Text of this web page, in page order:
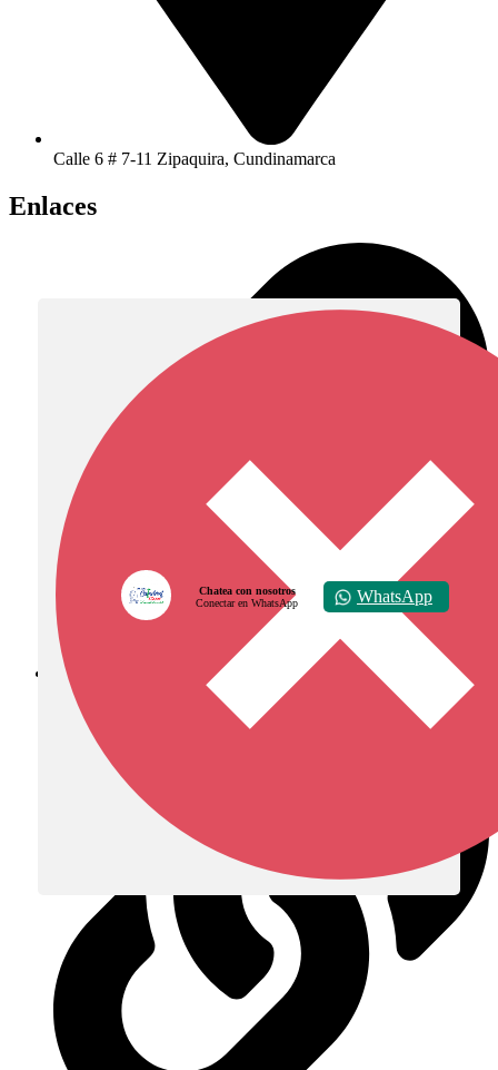
Calle 6 # 7-11 Zipaquira, Cundinamarca
Enlaces
Diócesis de Zipaquirá
Chatea con nosotros
Conectar en WhatsApp
WhatsApp